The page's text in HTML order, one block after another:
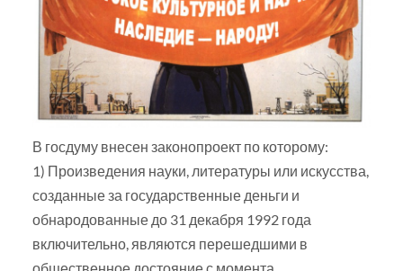
В госдуму внесен законопроект по которому:
1) Произведения науки, литературы или искусства,
созданные за государственные деньги и
обнародованные до 31 декабря 1992 года
включительно, являются перешедшими в